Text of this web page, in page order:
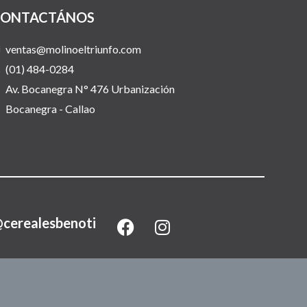
ventas@molinoeltriunfo.com
(01) 484-0284
Av. Bocanegra N° 476 Urbanización
Bocanegra - Callao
a
e
n
t